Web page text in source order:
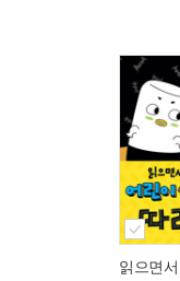
읽으면